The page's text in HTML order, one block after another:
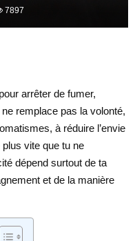
7897
arrêter de fumer,
remplace pas la volonté,
à réduire l’envie
vite que tu ne
dépend surtout de ta
et de la manière